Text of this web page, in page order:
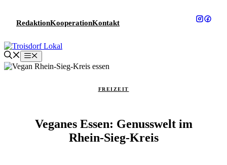
springen
RedaktionKooperationKontakt
Menü
FREIZEIT
Veganes Essen: Genusswelt im
Rhein-Sieg-Kreis